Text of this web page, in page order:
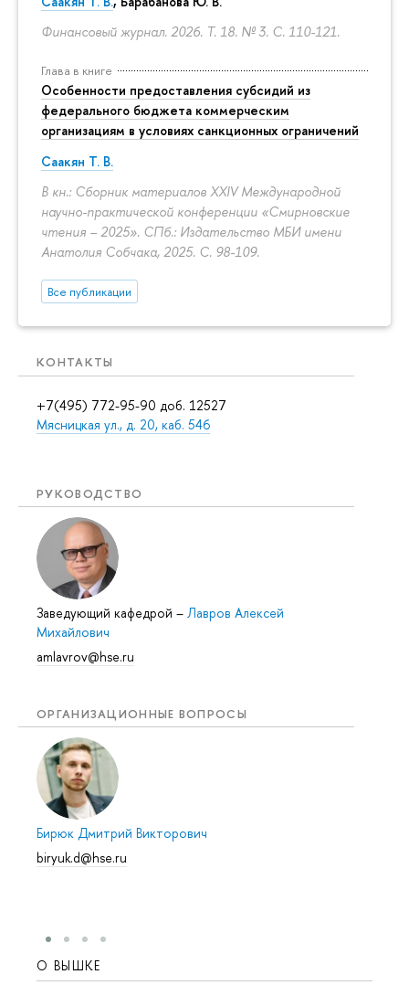
Финансовый журнал. 2026. Т. 18. № 3. С. 110-121.
Глава в книге
Особенности предоставления субсидий из
федерального бюджета коммерческим
организациям в условиях санкционных ограничений
Саакян Т. В.
В кн.: Сборник материалов XXIV Международной
научно-практической конференции «Смирновские
чтения – 2025». СПб.: Издательство МБИ имени
Анатолия Собчака, 2025. С. 98-109.
Все публикации
КОНТАКТЫ
+7(495) 772-95-90 доб. 12527
Мясницкая ул., д. 20, каб. 546
РУКОВОДСТВО
Заведующий кафедрой – Лавров Алексей
Михайлович
amlavrov@hse.ru
ОРГАНИЗАЦИОННЫЕ ВОПРОСЫ
Бирюк Дмитрий Викторович
biryuk.d@hse.ru
О ВЫШКЕ